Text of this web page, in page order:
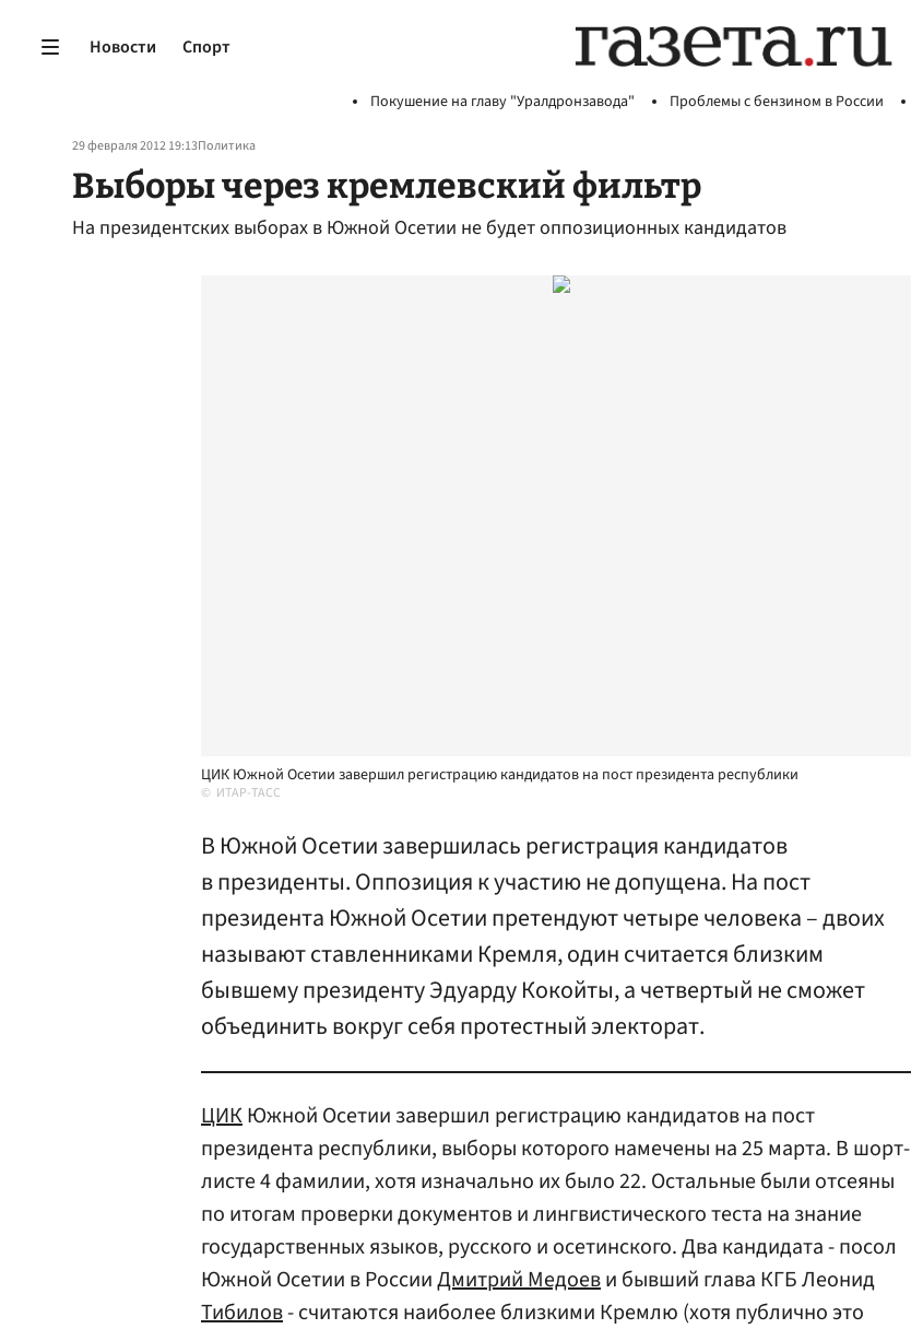
Новости Спорт
Покушение на главу "Уралдронзавода" Проблемы с бензином в России
29 февраля 2012 19:13Политика
Выборы через кремлевский фильтр
На президентских выборах в Южной Осетии не будет оппозиционных кандидатов
ЦИК Южной Осетии завершил регистрацию кандидатов на пост президента республики
ИТАР-ТАСС
В Южной Осетии завершилась регистрация кандидатов
в президенты. Оппозиция к участию не допущена. На пост
президента Южной Осетии претендуют четыре человека – двоих
называют ставленниками Кремля, один считается близким
бывшему президенту Эдуарду Кокойты, а четвертый не сможет
объединить вокруг себя протестный электорат.
ЦИКЮжной Осетии завершил регистрацию кандидатов на пост
президента республики, выборы которого намечены на 25 марта. В шорт-
листе 4 фамилии, хотя изначально их было 22. Остальные были отсеяны
по итогам проверки документов и лингвистического теста на знание
государственных языков, русского и осетинского. Два кандидата - посол
Южной Осетии в РоссииДмитрий Медоеви бывший глава КГБ Леонид
Тибилов- считаются наиболее близкими Кремлю (хотя публично это